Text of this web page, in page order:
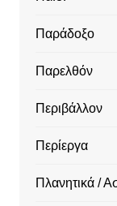
Παράδοξο
Παρελθόν
Περιβάλλον
Περίεργα
Πλανητικά /